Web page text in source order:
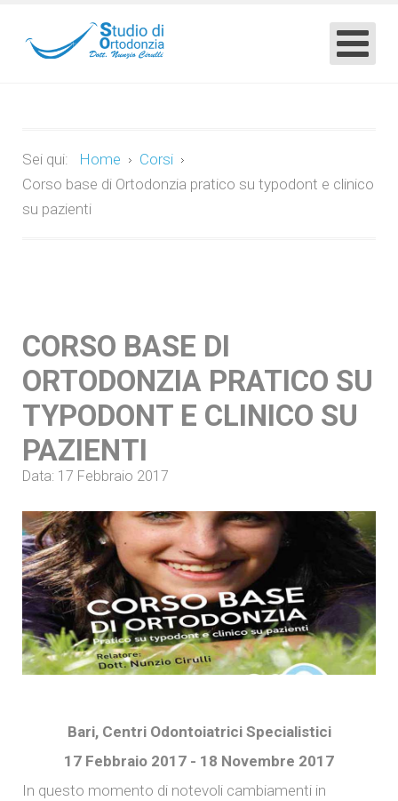
Sei qui: Home
Corsi
Corso base di Ortodonzia pratico su typodont e clinico
su pazienti
CORSO BASE DI
ORTODONZIA PRATICO SU
TYPODONT E CLINICO SU
PAZIENTI
Data: 17 Febbraio 2017
Bari, Centri Odontoiatrici Specialistici
17 Febbraio 2017 - 18 Novembre 2017
In questo momento di notevoli cambiamenti in